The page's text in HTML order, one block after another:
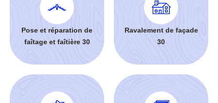
Pose et réparation de
faîtage et faîtière 30
Ravalement de façade
30